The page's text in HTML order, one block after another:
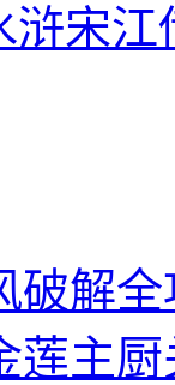
浒宋江
破解
莲主